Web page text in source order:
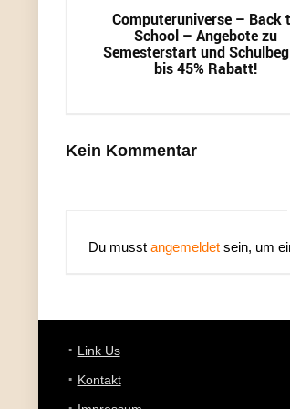
Computeruniverse – Back
School – Angebote zu
Semesterstart und
bis 45% Rabatt!
Kein Kommentar
Du musst angemeldet sein, um
Link Us
Kontakt